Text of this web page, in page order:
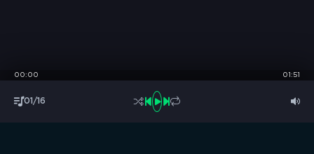
01/16
00:00 01:51